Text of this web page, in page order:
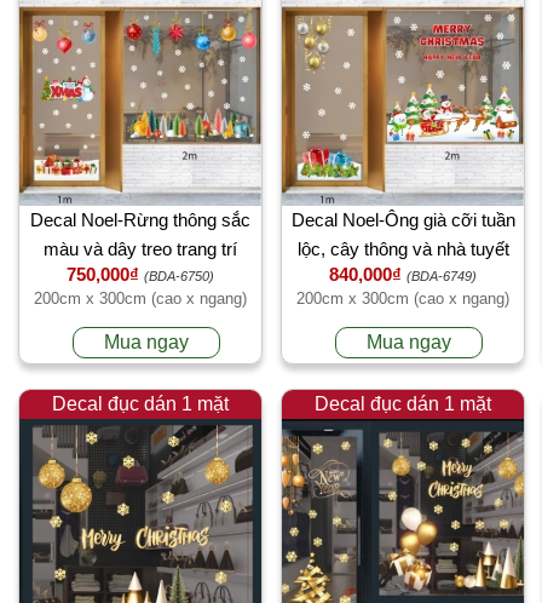
Decal Noel-Rừng thông sắc
màu và dây treo trang trí
750,000₫ (BDA-6750)
200cm x 300cm (cao x ngang)
Mua ngay
Decal Noel-Ông già cỡi tuần
lộc, cây thông và nhà tuyết
840,000₫ (BDA-6749)
200cm x 300cm (cao x ngang)
Mua ngay
Decal đục dán 1 mặt Decal đục dán 1 mặt